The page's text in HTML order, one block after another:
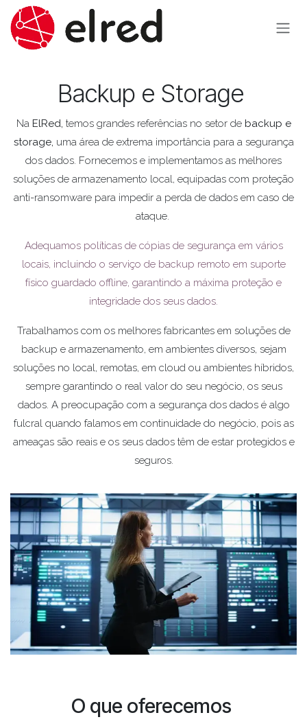
Pular para o conteúdo
Backup e Storage
Na ElRed, temos grandes referências no setor de backup e
storage, uma área de extrema importância para a segurança
dos dados. Fornecemos e implementamos as melhores
soluções de armazenamento local, equipadas com proteção
anti-ransomware para impedir a perda de dados em caso de
ataque.
Adequamos políticas de cópias de segurança em vários
locais, incluindo o serviço de backup remoto em suporte
físico guardado offline, garantindo a máxima proteção e
integridade dos seus dados.
Trabalhamos com os melhores fabricantes em soluções de
backup e armazenamento, em ambientes diversos, sejam
soluções no local, remotas, em cloud ou ambientes híbridos,
sempre garantindo o real valor do seu negócio, os seus
dados. A preocupação com a segurança dos dados é algo
fulcral quando falamos em continuidade do negócio, pois as
ameaças são reais e os seus dados têm de estar protegidos e
seguros.
O que oferecemos